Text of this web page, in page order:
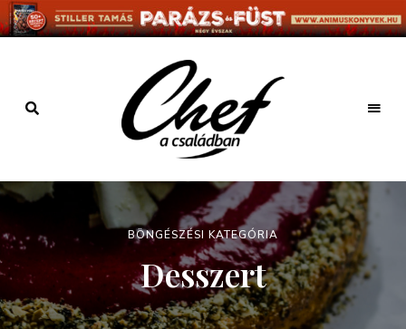
Chef a
családban
Főzz
kreatívan
BÖNGÉSZÉSI KATEGÓRIA
Desszert